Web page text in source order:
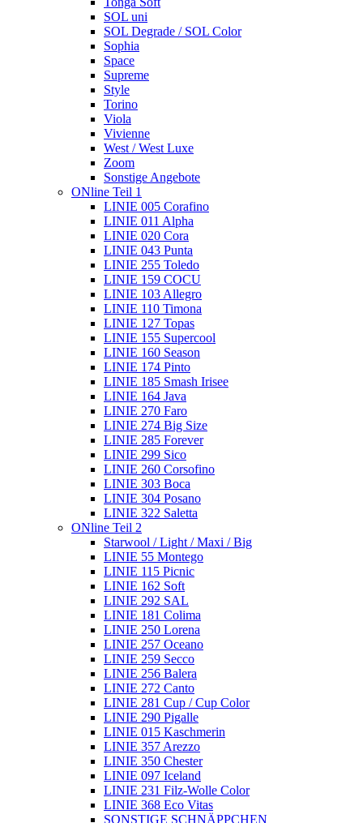
SOL uni
SOL Degrade / SOL Color
Sophia
Space
Supreme
Style
Torino
Viola
Vivienne
West / West Luxe
Zoom
Sonstige Angebote
ONline Teil 1
LINIE 005 Corafino
LINIE 011 Alpha
LINIE 020 Cora
LINIE 043 Punta
LINIE 255 Toledo
LINIE 159 COCU
LINIE 103 Allegro
LINIE 110 Timona
LINIE 127 Topas
LINIE 155 Supercool
LINIE 160 Season
LINIE 174 Pinto
LINIE 185 Smash Irisee
LINIE 164 Java
LINIE 270 Faro
LINIE 274 Big Size
LINIE 285 Forever
LINIE 299 Sico
LINIE 260 Corsofino
LINIE 303 Boca
LINIE 304 Posano
LINIE 322 Saletta
ONline Teil 2
Starwool / Light / Maxi / Big
LINIE 55 Montego
LINIE 115 Picnic
LINIE 162 Soft
LINIE 292 SAL
LINIE 181 Colima
LINIE 250 Lorena
LINIE 257 Oceano
LINIE 259 Secco
LINIE 256 Balera
LINIE 272 Canto
LINIE 281 Cup / Cup Color
LINIE 290 Pigalle
LINIE 015 Kaschmerin
LINIE 357 Arezzo
LINIE 350 Chester
LINIE 097 Iceland
LINIE 231 Filz-Wolle Color
LINIE 368 Eco Vitas
SONSTIGE SCHNÄPPCHEN